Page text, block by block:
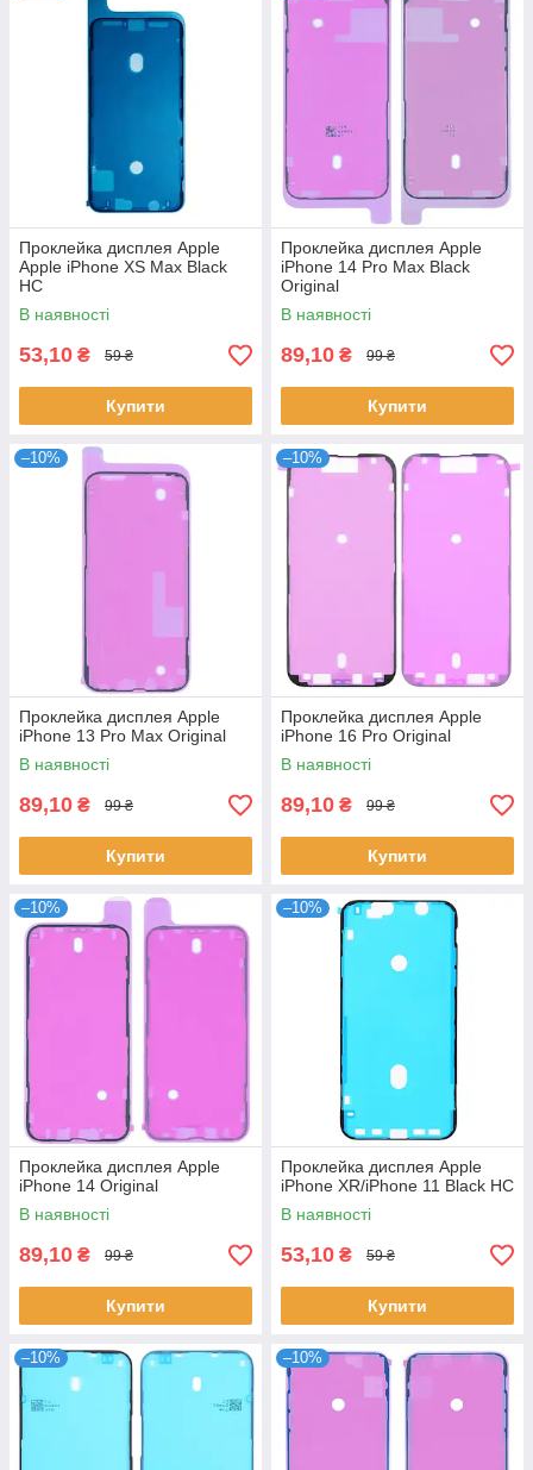
Проклейка дисплея Apple
Apple iPhone XS Max Black
HC
В наявності
53,10 ₴ 59 ₴
Купити
Проклейка дисплея Apple
iPhone 14 Pro Max Black
Original
В наявності
89,10 ₴ 99 ₴
Купити
–10%
Проклейка дисплея Apple
iPhone 13 Pro Max Original
В наявності
89,10 ₴ 99 ₴
Купити
–10%
Проклейка дисплея Apple
iPhone 16 Pro Original
В наявності
89,10 ₴ 99 ₴
Купити
–10%
Проклейка дисплея Apple
iPhone 14 Original
В наявності
89,10 ₴ 99 ₴
Купити
–10%
Проклейка дисплея Apple
iPhone XR/iPhone 11 Black HC
В наявності
53,10 ₴ 59 ₴
Купити
–10% –10%